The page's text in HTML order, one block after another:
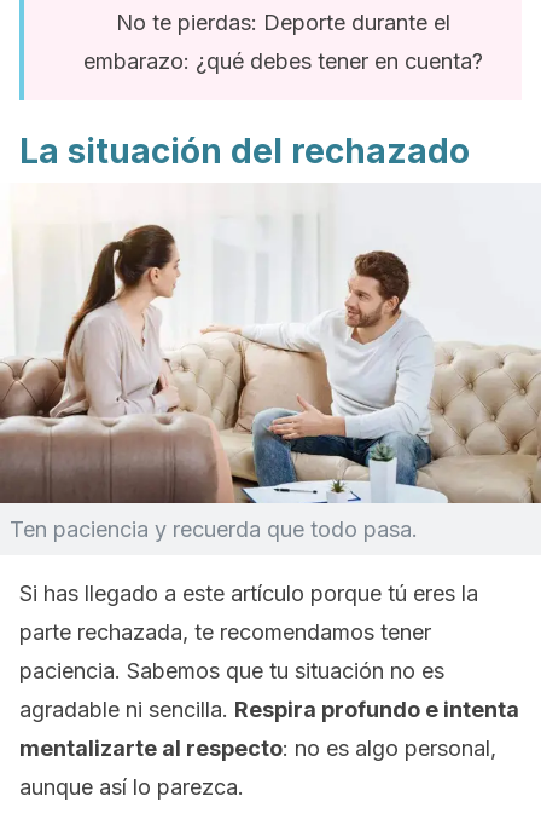
No te pierdas: Deporte durante el
embarazo: ¿qué debes tener en cuenta?
La situación del rechazado
Ten paciencia y recuerda que todo pasa.
Si has llegado a este artículo porque tú eres la
parte rechazada, te recomendamos tener
paciencia. Sabemos que tu situación no es
agradable ni sencilla. Respira profundo e intenta
mentalizarte al respecto: no es algo personal,
aunque así lo parezca.